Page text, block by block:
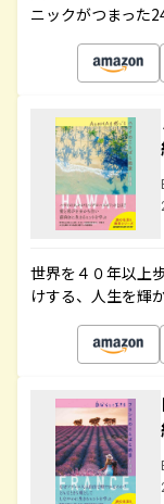
ニックがつまった
世界を４０年以上
けする、人生を輝